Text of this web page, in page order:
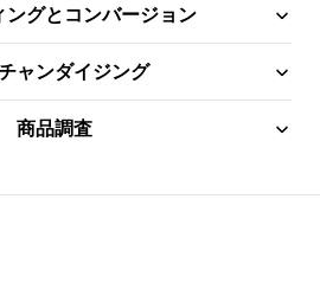
ングとコンバージョン
ャンダイジング
商品調査